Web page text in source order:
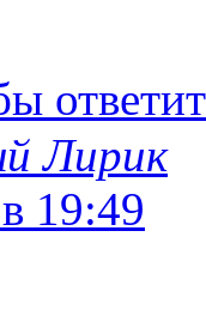
Лирик
19:49